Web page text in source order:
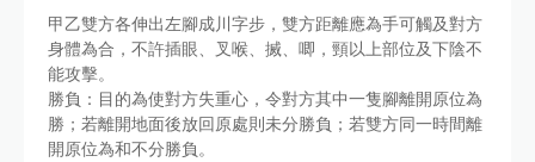
甲乙雙方各伸出左腳成川字步，雙方距離應為手可觸及對方
身體為合，不許插眼、叉喉、搣、唧，頸以上部位及下陰不
能攻擊。
勝負：目的為使對方失重心，令對方其中一隻腳離開原位為
勝；若離開地面後放回原處則未分勝負；若雙方同一時間離
開原位為和不分勝負。